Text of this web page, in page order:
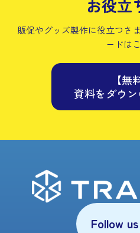
お役立
販促やグッズ製作に役立つさ
ードは
【無
資料をダウ
Follow us